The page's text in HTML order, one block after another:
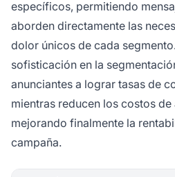
específicos, permitiendo
aborden directamente las
dolor únicos de cada
sofisticación en la
anunciantes a lograr tasas de
mientras reducen los costos
mejorando finalmente la
campaña.